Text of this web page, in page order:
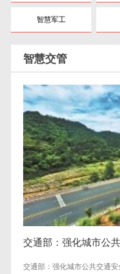
智慧军工
智慧交管
交通部：强化城市公共交通